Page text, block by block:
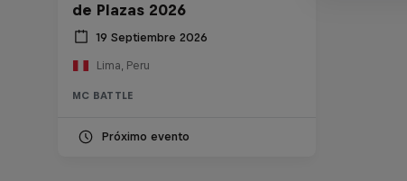
de Plazas 2026
19 Septiembre 2026
Lima, Peru
MC BATTLE
Próximo evento